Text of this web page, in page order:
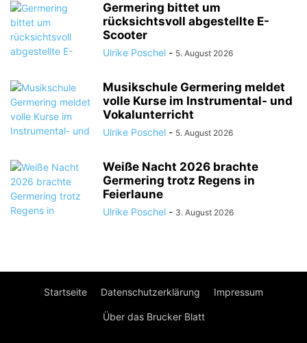
Germering bittet um
rücksichtsvoll abgestellte E-
Scooter
Ulrike Poschel - 5. August 2026
Musikschule Germering meldet
volle Kurse im Instrumental- und
Vokalunterricht
Ulrike Poschel - 5. August 2026
Weiße Nacht 2026 brachte
Germering trotz Regens in
Feierlaune
Ulrike Poschel - 3. August 2026
Startseite Datenschutzerklärung Impressum
Über das Brucker Blatt